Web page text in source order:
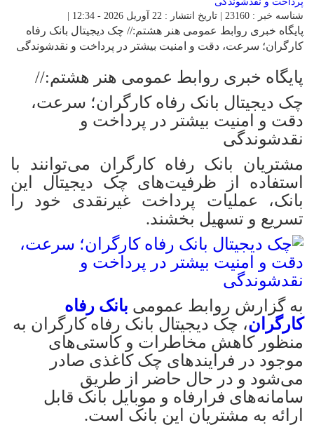
شناسه خبر : 23160 | تاریخ انتشار : 22 آوریل 2026 - 12:34 |
پایگاه خبری روابط عمومی هنر هشتم:// چک دیجیتال بانک رفاه
کارگران؛ سرعت، دقت و امنیت بیشتر در پرداخت و نقدشوندگی
پایگاه خبری روابط عمومی هنر هشتم://
چک دیجیتال بانک رفاه کارگران؛ سرعت،
دقت و امنیت بیشتر در پرداخت و
نقدشوندگی
مشتریان بانک رفاه کارگران می‌توانند با
استفاده از ظرفیت‌های چک دیجیتال این
بانک، عملیات پرداخت غیرنقدی خود را
تسریع و تسهیل بخشند.
به گزارش روابط عمومی بانک رفاه
کارگران، چک دیجیتال بانک رفاه کارگران به
منظور کاهش مخاطرات و کاستی‌های
موجود در فرایندهای چک کاغذی صادر
می‌شود و در حال حاضر از طریق
سامانه‌های فرارفاه و موبایل بانک قابل
ارائه به مشتریان این بانک است.